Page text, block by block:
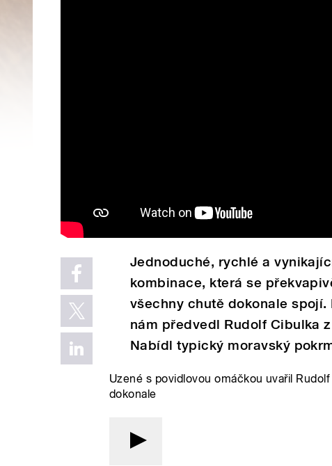
Jednoduché, rychlé a
kombinace, která se
všechny chutě dokonale
nám předvedl Rudolf Cibulka
Nabídl typický moravský
Uzené s povidlovou omáčkou uvařil
dokonale